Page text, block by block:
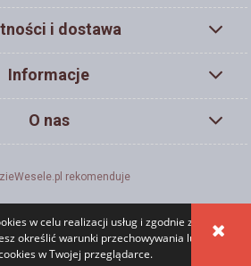
w celu realizacji usług i zgodnie z
określić warunki przechowywania lub
w Twojej przeglądarce.
i dostawa
Informacje
O nas
WERSJĘ STRONY
internetowy Shoper.pl